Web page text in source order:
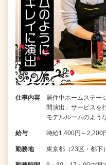
仕事内容
居住中ホームステー
間演出」サービスを
モデルルームのよう
給与 時給1,400円～2,200
勤務地 東京都（23区・都